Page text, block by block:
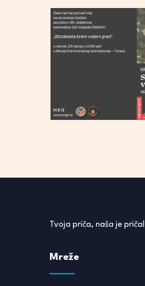
Tvoja priča, naša je priča!
Mreže